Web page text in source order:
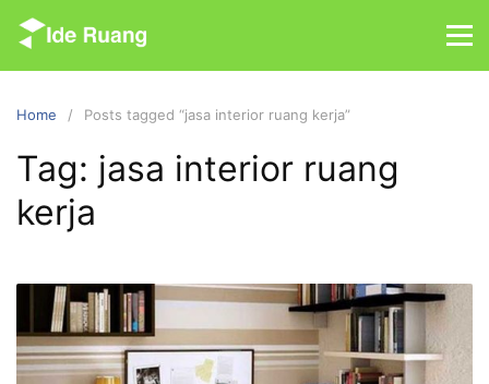
i
Home Posts tagged “jasa interior ruang kerja”
Tag: jasa interior ruang
kerja